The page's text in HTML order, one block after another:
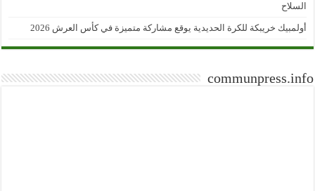
السلاح
أولمبيك خريبكة للكرة الحديدية يوقع مشاركة متميزة في كأس العرش 2026
communpress.info